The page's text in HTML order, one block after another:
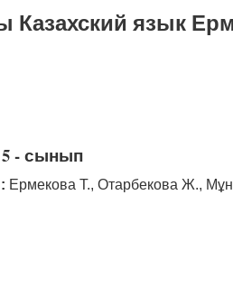
язык
5 - сынып
Ермекова Т., Отарбекова Ж.,